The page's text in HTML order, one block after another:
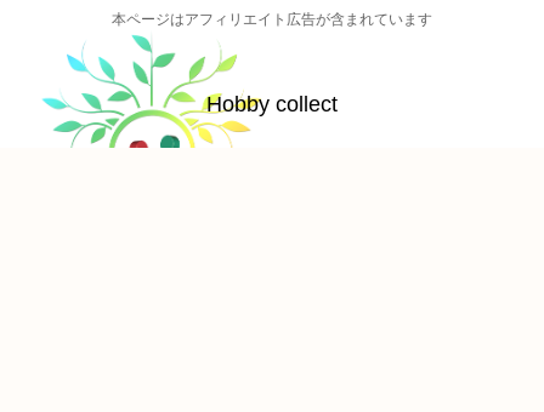
本ページはアフィリエイト広告が含まれています
Hobby collect